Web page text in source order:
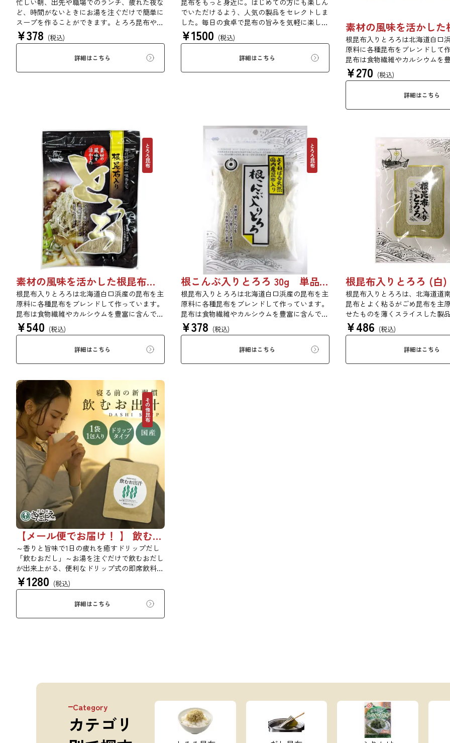
ど、時間がないときにお湯を注ぐだけで簡単に
スープを作ることができます。とろろ昆布やわ
かめがたっぷり入っているため、毎日の食事で
手軽に食物繊維やミネラルを摂ることができま
す。汁物を食べる習慣づけにも最適です。魚介
系の和風スープにとろろ昆布のうまみ・とろみ
が合わさってクセになる美味しさです。
¥378 (税込)
詳細はこちら
でいただけるよう、人気の製品をセレクトしま
した。毎日の食卓で昆布の旨みを気軽に楽しめ
る、バラエティ豊かなセットです。ご自宅用は
もちろん、ちょっとしたご挨拶や贈り物にもど
うぞ。 ※本商品はギフト仕様の化粧箱ではな
く、簡易ダンボール梱包でのお届けとなりま
す。贈答用をご希望の方は、あらかじめご留意
¥1500 (税込)
詳細はこちら
根昆布入りとろろは北海道白口
原料に各種昆布をブレンドして
昆布は食物繊維やカルシウムを
ます。薄くふんわりと削ってお
い物、うどんに入れて美味しく
布入りとろろを是非ご賞味くだ
¥270 (税込)
詳細はこちら
とろろ昆布
素材の風味を活かした根昆布入りとろろ 65g 単品 5袋セット 20袋セット 1736
根昆布入りとろろは北海道白口浜産の昆布を主
原料に各種昆布をブレンドして作っています。
昆布は食物繊維やカルシウムを豊富に含んでい
ます。薄くふんわりと削っており、ご飯やお吸
い物、うどんに入れて美味しく召し上がれま
す。お口の中でとろーり、つるっと広がる根昆
布入りとろろを是非ご賞味ください。
¥540 (税込)
詳細はこちら
とろろ昆布
根こんぶ入りとろろ 30g 単品 5袋セット 20袋セット 1877
根昆布入りとろろは北海道白口浜産の昆布を主
原料に各種昆布をブレンドして作っています。
昆布は食物繊維やカルシウムを豊富に含んでい
ます。薄くふんわりと削っており、ご飯やお吸
い物、うどんに入れて美味しく召し上がれま
す。お口の中でとろーり、つるっと広がる根昆
布入りとろろを是非ご賞味ください。
¥378 (税込)
詳細はこちら
根昆布入りとろろは、北海道道
昆布とよく粘るがごめ昆布を主
せたものを薄くスライスした製
来の風味を存分にご賞味くださ
¥486 (税込)
詳細はこちら
その他昆布
【メール便でお届け！ 】 飲むお出汁 3袋セット 10袋セット
～香りと旨味で1日の疲れを癒すドリップだし
「飲むおだし」～お湯を注ぐだけで飲むおだし
が出来上がる、便利なドリップ式の即席飲料で
す。温かいおだしの香りと旨味で、心と体がほ
っこりします。疲れた日の夜に、1杯おだしを
飲んで、癒しの時間をお過ごしください。
¥1280 (税込)
詳細はこちら
Category
カテゴリ